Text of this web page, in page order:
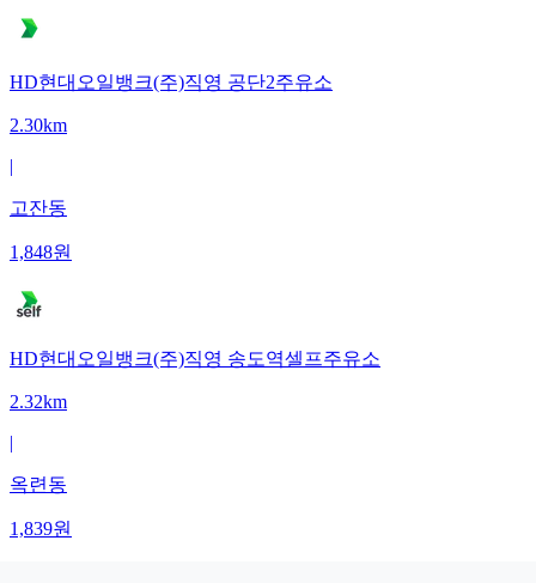
HD현대오일뱅크(주)직영 공단2주유소
2.30km
|
고잔동
1,848원
HD현대오일뱅크(주)직영 송도역셀프주유소
2.32km
|
옥련동
1,839원